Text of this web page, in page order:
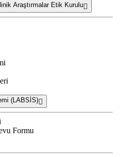
Araştırmalar Etik Kurulu
(LABSİS)
Formu